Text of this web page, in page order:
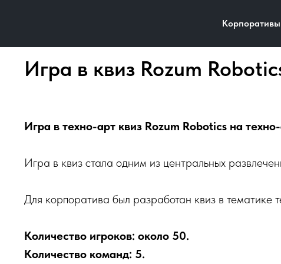
Корпоративы
Игра в квиз Rozum
Игра в техно-арт квиз Rozum Robotics на
Игра в квиз стала одним из центральных
Для корпоратива был разработан квиз в тематике
Количество игроков: около 50.
Количество команд: 5.